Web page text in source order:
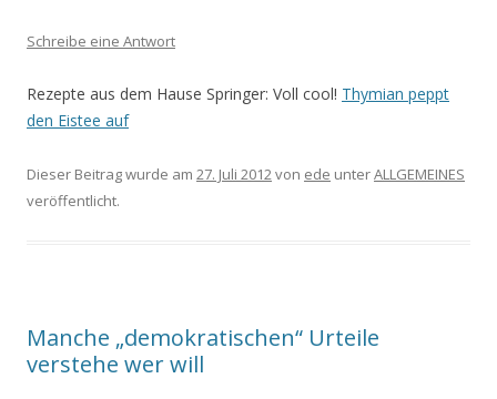
Schreibe eine Antwort
Rezepte aus dem Hause Springer: Voll cool! Thymian peppt
den Eistee auf
Dieser Beitrag wurde am 27. Juli 2012von ede unterALLGEMEINES
veröffentlicht.
Manche „demokratischen“ Urteile
verstehe wer will